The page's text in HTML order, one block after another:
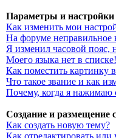
Параметры и настройки
Как изменить мои
На форуме неправильное
Я изменил часовой пояс,
Моего языка нет в списке!
Как поместить картинку
Что такое звание и как
Почему, когда я нажимаю
Создание и размещение
Как создать новую тему?
Как отредактировать или